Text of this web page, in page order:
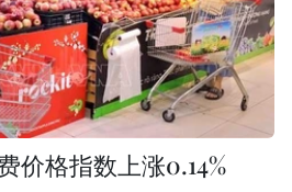
价格指数上涨0.14%